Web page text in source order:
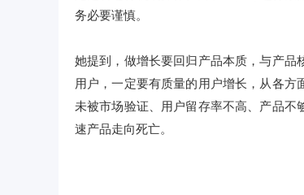
务必要谨慎。
她提到，做增长要回归产品本质，与产品
用户，一定要有质量的用户增长，从各
未被市场验证、用户留存率不高、产品不
速产品走向死亡。